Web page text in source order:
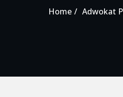
Home Adwokat